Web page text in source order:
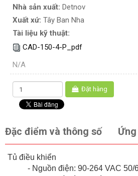
Nhà sản xuất: Detnov
Xuất xứ: Tây Ban Nha
Tài liệu kỹ thuật:
CAD-150-4-P_pdf
N/A
Đặt hàng
Đặc điểm và thông số
Tủ điều khiển
- Nguồn điện: 90-264 VAC 50/